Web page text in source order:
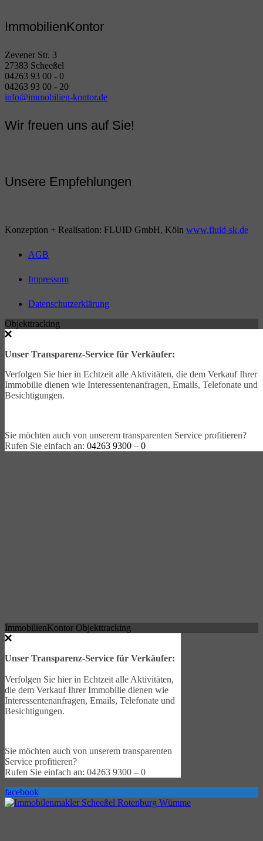
ImmobilienKontor
Zevener Str. 3
27383 Scheeßel
04263 93 00 - 0
04263 93 00 - 20
info@immobilien-kontor.de
Wir freuen uns auf Sie!
Unsere Empfehlungen
Konzeption + Realisation: FLUID GmbH, Köln www.fluid-sk.de
AGB
Impressum
Datenschutzerklärung
Objekttracking
Unser Transparenz-Service für Verkäufer:
Verfolgen Sie hier in Echtzeit alle Aktivitäten, die dem Verkauf Ihrer
Immobilie dienen wie Interessentenanfragen, Emails, Telefonate und
Besichtigungen.
Sie möchten auch von unserem transparenten Service profitieren?
Rufen Sie einfach an: 04263 9300 – 0
ImmobilienKontor Objekttracking
Unser Transparenz-Service für Verkäufer:
Verfolgen Sie hier in Echtzeit alle Aktivitäten,
die dem Verkauf Ihrer Immobilie dienen wie
Interessentenanfragen, Emails, Telefonate und
Besichtigungen.
Sie möchten auch von unserem transparenten
Service profitieren?
Rufen Sie einfach an: 04263 9300 – 0
facebook